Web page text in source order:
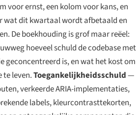
voor ernst, een kolom voor kans, en
wat dit kwartaal wordt afbetaald en
De boekhouding is grof maar reëel:
hoeveel schuld de codebase met
geconcentreerd is, en wat het kost om
te leven.Toegankelijkheidsschuld—
verkeerde ARIA-implementaties,
labels, kleurcontrasttekorten,